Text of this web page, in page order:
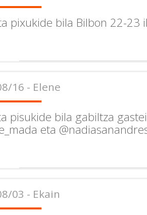
pixukide bila Bilbon 22-23
16 - Elene
pisukide bila gabiltza
eta
03 - Ekain